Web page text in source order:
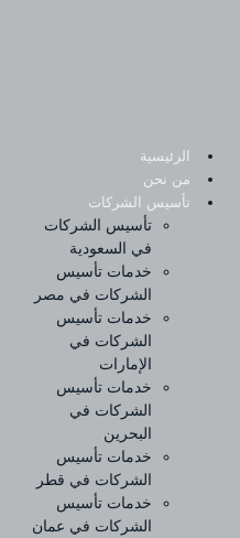
الرئيسية
من نحن
تأسيس الشركات
تأسيس الشركات
في السعودية
خدمات تأسيس
الشركات في مصر
خدمات تأسيس
الشركات في
الإمارات
خدمات تأسيس
الشركات في
البحرين
خدمات تأسيس
الشركات في قطر
خدمات تأسيس
الشركات في عمان